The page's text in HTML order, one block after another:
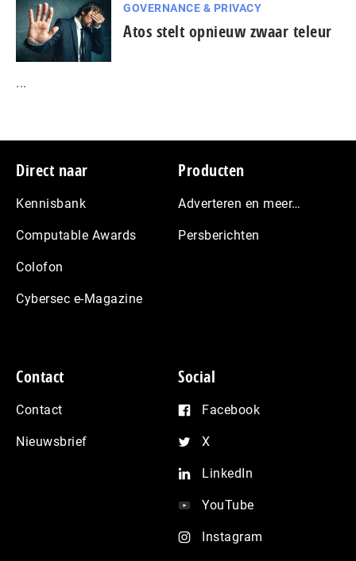
GOVERNANCE & PRIVACY
Atos stelt opnieuw zwaar teleur
...
Footer
Direct naar
Kennisbank
Computable Awards
Colofon
Cybersec e-Magazine
Producten
Adverteren en meer…
Persberichten
Contact
Contact
Nieuwsbrief
Social
Facebook
X
LinkedIn
YouTube
Instagram